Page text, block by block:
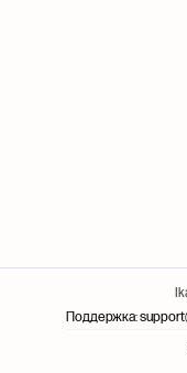
Поддержка: